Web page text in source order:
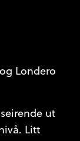
Londero
ut
Litt